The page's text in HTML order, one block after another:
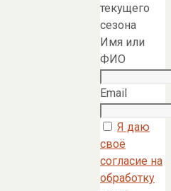
текущего
сезона
Имя или
ФИО
Email
Я даю
своё
согласие на
обработку